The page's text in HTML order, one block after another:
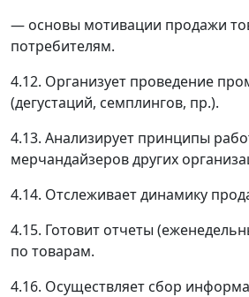
— основы мотивации продажи
потребителям.
4.12. Организует проведение
(дегустаций, семплингов, пр.).
4.13. Анализирует принципы
мерчандайзеров других
4.14. Отслеживает динамику
4.15. Готовит отчеты
по товарам.
4.16. Осуществляет сбор